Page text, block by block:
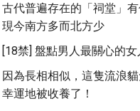
古代普遍存在的「祠堂」
現今南方多而北方少
[18禁] 盤點男人最關心的
因為長相相似，這隻流浪
幸運地被收養了！